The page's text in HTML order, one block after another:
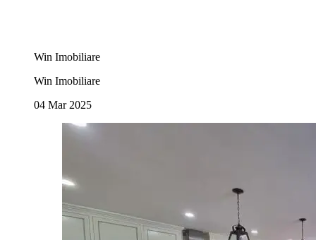
Win Imobiliare
Win Imobiliare
04 Mar 2025